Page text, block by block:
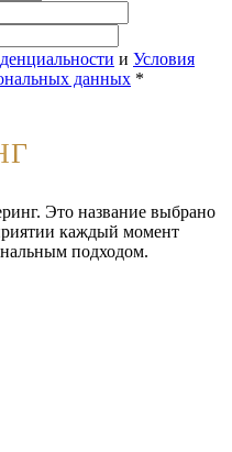
и Условия
данных *
Это название выбрано
каждый момент
подходом.